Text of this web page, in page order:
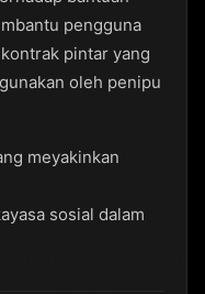
pengguna
pintar yang
oleh penipu
meyakinkan
sosial dalam